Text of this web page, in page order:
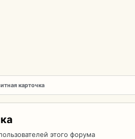
карточка
этого форума